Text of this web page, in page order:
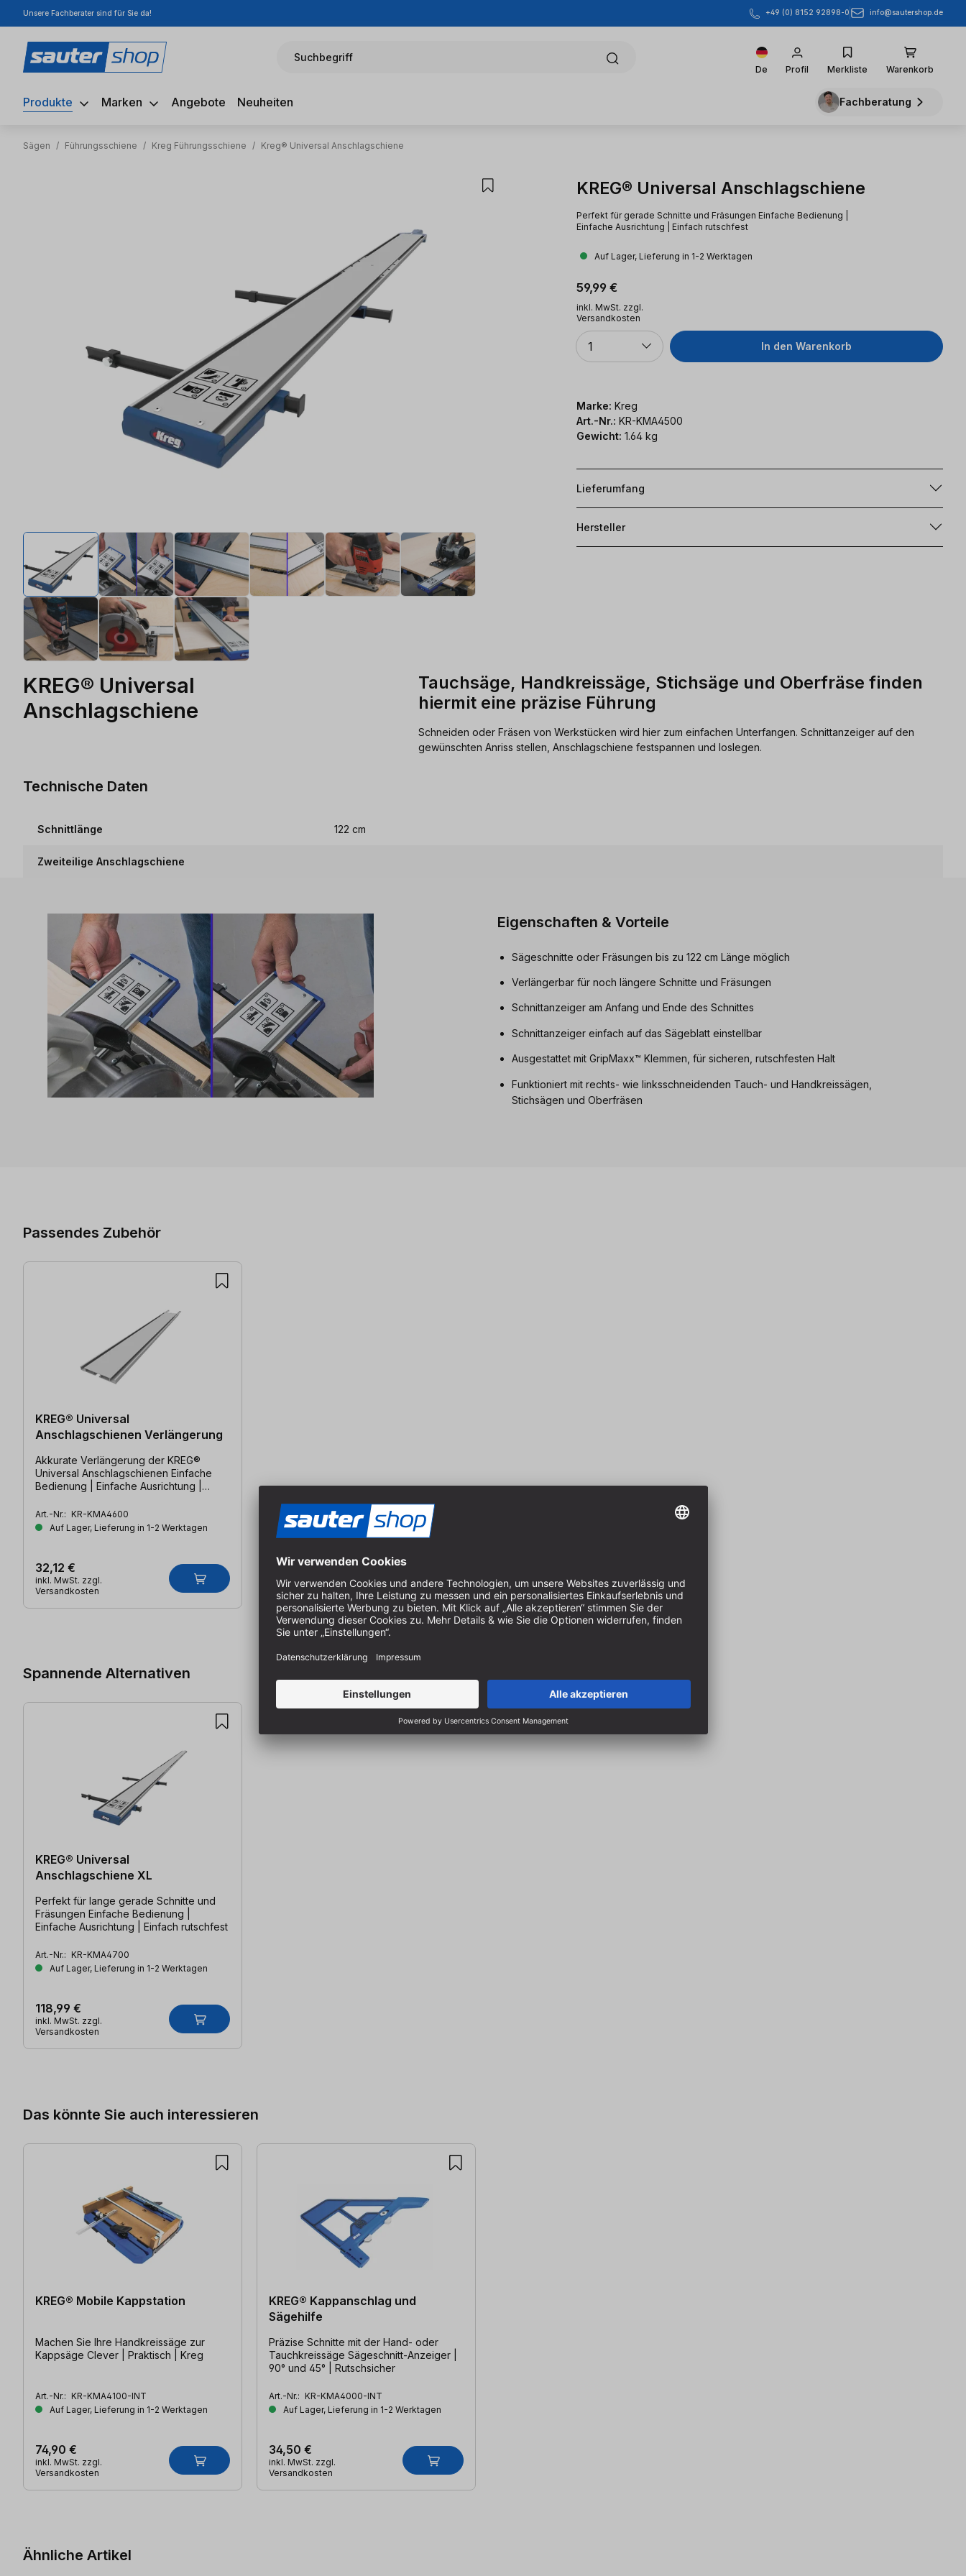
Hauptinhalt springen
Zur Suche springen
Zur Hauptnavigation springen
Unsere Fachberater sind für Sie da! +49 (0) 8152 92898-0 info@sautershop.de
Suchbegriff
De Profil Merkliste Warenkorb
Produkte Marken Angebote Neuheiten Fachberatung
Sägen / Führungsschiene / Kreg Führungsschiene / Kreg® Universal Anschlagschiene
KREG® Universal Anschlagschiene
Perfekt für gerade Schnitte und Fräsungen Einfache Bedienung |
Einfache Ausrichtung | Einfach rutschfest
Auf Lager, Lieferung in 1-2 Werktagen
Regulärer Preis:
59,99 €
inkl. MwSt. zzgl.
Versandkosten
Anzahl
1 In den Warenkorb
Marke: Kreg
Art.-Nr.: KR-KMA4500
Gewicht: 1.64 kg
Lieferumfang
Hersteller
KREG® Universal
Anschlagschiene
Tauchsäge, Handkreissäge, Stichsäge und Oberfräse finden
hiermit eine präzise Führung
Schneiden oder Fräsen von Werkstücken wird hier zum einfachen Unterfangen. Schnittanzeiger auf den
gewünschten Anriss stellen, Anschlagschiene festspannen und loslegen.
Technische Daten
Schnittlänge 122 cm
Zweiteilige Anschlagschiene
Eigenschaften & Vorteile
Sägeschnitte oder Fräsungen bis zu 122 cm Länge möglich
Verlängerbar für noch längere Schnitte und Fräsungen
Schnittanzeiger am Anfang und Ende des Schnittes
Schnittanzeiger einfach auf das Sägeblatt einstellbar
Ausgestattet mit GripMaxx™ Klemmen, für sicheren, rutschfesten Halt
Funktioniert mit rechts- wie linksschneidenden Tauch- und Handkreissägen,
Stichsägen und Oberfräsen
Passendes Zubehör
KREG® Universal
Anschlagschienen Verlängerung
Akkurate Verlängerung der KREG®
Universal Anschlagschienen Einfache
Bedienung | Einfache Ausrichtung |
Art.-Nr.: KR-KMA4600
Auf Lager, Lieferung in 1-2 Werktagen
32,12 €
inkl. MwSt. zzgl.
Versandkosten
Spannende Alternativen
KREG® Universal
Anschlagschiene XL
Perfekt für lange gerade Schnitte und
Fräsungen Einfache Bedienung |
Einfache Ausrichtung | Einfach rutschfest
Art.-Nr.: KR-KMA4700
Auf Lager, Lieferung in 1-2 Werktagen
118,99 €
inkl. MwSt. zzgl.
Versandkosten
Das könnte Sie auch interessieren
KREG® Mobile Kappstation
Machen Sie Ihre Handkreissäge zur
Kappsäge Clever | Praktisch | Kreg
Art.-Nr.: KR-KMA4100-INT
Auf Lager, Lieferung in 1-2 Werktagen
74,90 €
inkl. MwSt. zzgl.
Versandkosten
KREG® Kappanschlag und
Sägehilfe
Präzise Schnitte mit der Hand- oder
Tauchkreissäge Sägeschnitt-Anzeiger |
90° und 45° | Rutschsicher
Art.-Nr.: KR-KMA4000-INT
Auf Lager, Lieferung in 1-2 Werktagen
34,50 €
inkl. MwSt. zzgl.
Versandkosten
Ähnliche Artikel